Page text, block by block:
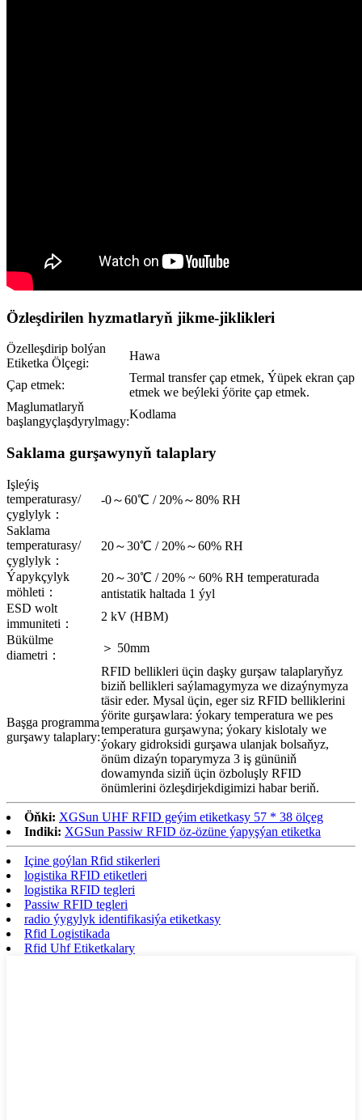
Özleşdirilen hyzmatlaryň jikme-jiklikleri
Özelleşdirip bolýan
Etiketka Ölçegi:
Hawa
Çap etmek:
Termal transfer çap etmek, Ýüpek ekran çap
etmek we beýleki ýörite çap etmek.
Maglumatlaryň
başlangyçlaşdyrylmagy:
Kodlama
Saklama gurşawynyň talaplary
Işleýiş
temperaturasy/
çyglylyk：
-0～60℃ / 20%～80% RH
Saklama
temperaturasy/
çyglylyk：
20～30℃ / 20%～60% RH
Ýapykçylyk
möhleti：
20～30℃ / 20% ~ 60% RH temperaturada
antistatik haltada 1 ýyl
ESD wolt
immuniteti：
2 kV (HBM)
Bükülme
diametri：
＞ 50mm
Başga programma
gurşawy talaplary:
RFID bellikleri üçin daşky gurşaw talaplaryňyz
biziň bellikleri saýlamagymyza we dizaýnymyza
täsir eder. Mysal üçin, eger siz RFID belliklerini
ýörite gurşawlara: ýokary temperatura we pes
temperatura gurşawyna; ýokary kislotaly we
ýokary gidroksidi gurşawa ulanjak bolsaňyz,
önüm dizaýn toparymyza 3 iş gününiň
dowamynda siziň üçin özboluşly RFID
önümlerini özleşdirjekdigimizi habar beriň.
Öňki: XGSun UHF RFID geýim etiketkasy 57 * 38 ölçeg
Indiki: XGSun Passiw RFID öz-özüne ýapyşýan etiketka
Içine goýlan Rfid stikerleri
logistika RFID etiketleri
logistika RFID tegleri
Passiw RFID tegleri
radio ýygylyk identifikasiýa etiketkasy
Rfid Logistikada
Rfid Uhf Etiketkalary